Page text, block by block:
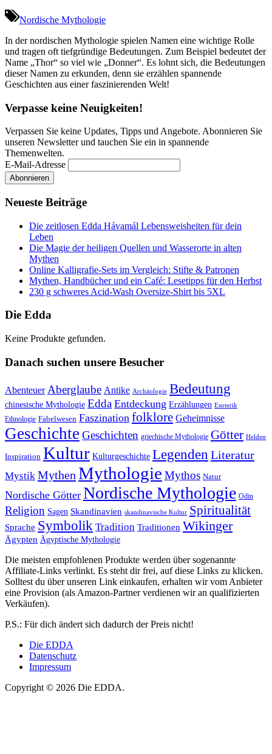
Nordische Mythologie
In der nordischen Mythologie spielen Namen eine wichtige Rolle
und tragen oft tiefgründige Bedeutungen. Zum Beispiel bedeutet der
Name „Thor“ so viel wie „Donner“. Es lohnt sich, die Bedeutungen
dieser Namen zu erkunden, denn sie erzählen spannende
Geschichten aus einer faszinierenden Welt!
Verpasse keine Neuigkeiten!
Verpassen Sie keine Updates, Tipps und Angebote. Abonnieren Sie
unseren Newsletter und tauchen Sie ein in spannende
Themenwelten.
E-Mail-Adresse
Neueste Beiträge
Die zeitlosen Edda Hávamál Lebensweisheiten für dein
Leben
Die Magie der heiligen Quellen und Wasserorte in alten
Mythen
Online Kalligrafie‑Sets im Vergleich: Stifte & Patronen
Mythen, Handbücher und ein Café: Lesetipps für den Herbst
230 g schweres Acid-Wash Oversize-Shirt bis 5XL
Die Edda
Keine Produkte gefunden.
Danach suchen unsere Besucher
Abenteuer Aberglaube Antike Archäologie Bedeutung
chinesische Mythologie Edda Entdeckung Erzählungen Esoterik
Ethnologie Fabelwesen Faszination folklore Geheimnisse
Geschichte Geschichten griechische Mythologie Götter Helden
Inspiration Kultur Kulturgeschichte Legenden Literatur
Mystik Mythen Mythologie Mythos Natur
Nordische Götter Nordische Mythologie Odin
Religion Sagen Skandinavien skandinavische Kultur Spiritualität
Sprache Symbolik Tradition Traditionen Wikinger
Ägypten Ägyptische Mythologie
Die meisten empfohlenen Produkte werden über sogenannte
Affiliate-Links verlinkt. Es steht dir frei, auf diese Links zu klicken.
Solltest du über unseren Link einkaufen, erhalten wir vom Anbieter
eine Provision (als Amazon-Partner verdienen wir an qualifizierten
Verkäufen).
P.S.: Für dich ändert sich dadurch der Preis nicht!
Die EDDA
Datenschutz
Impressum
Copyright © 2026 Die EDDA.